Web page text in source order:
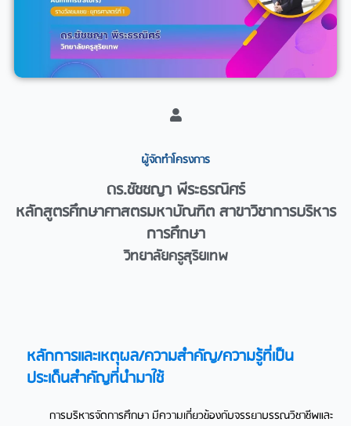
ผู้จัดทำโครงการ​
ดร.ชัชชญา พีระธรณิศร์
หลักสูตรศึกษาศาสตรมหาบัณฑิต สาขาวิชาการบริหาร
การศึกษา
วิทยาลัยครูสุริยเทพ
หลักการและเหตุผล/ความสำคัญ/ความรู้ที่เป็น
ประเด็นสำคัญที่นำมาใช้​
การบริหารจัดการศึกษา มีความเกี่ยวข้องกับจรรยาบรรณวิชาชีพและ